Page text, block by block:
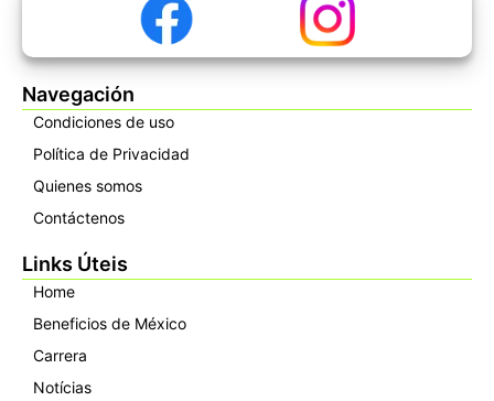
Navegación
Condiciones de uso
Política de Privacidad
Quienes somos
Contáctenos
Links Úteis
Home
Beneficios de México
Carrera
Notícias